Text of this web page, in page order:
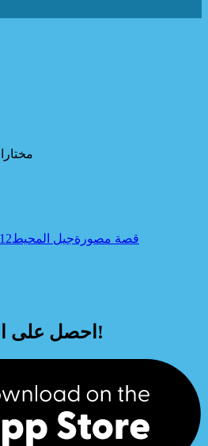
قصة مصورةجيل المحيط
احصل على التطبيق اليوم مجاناً!